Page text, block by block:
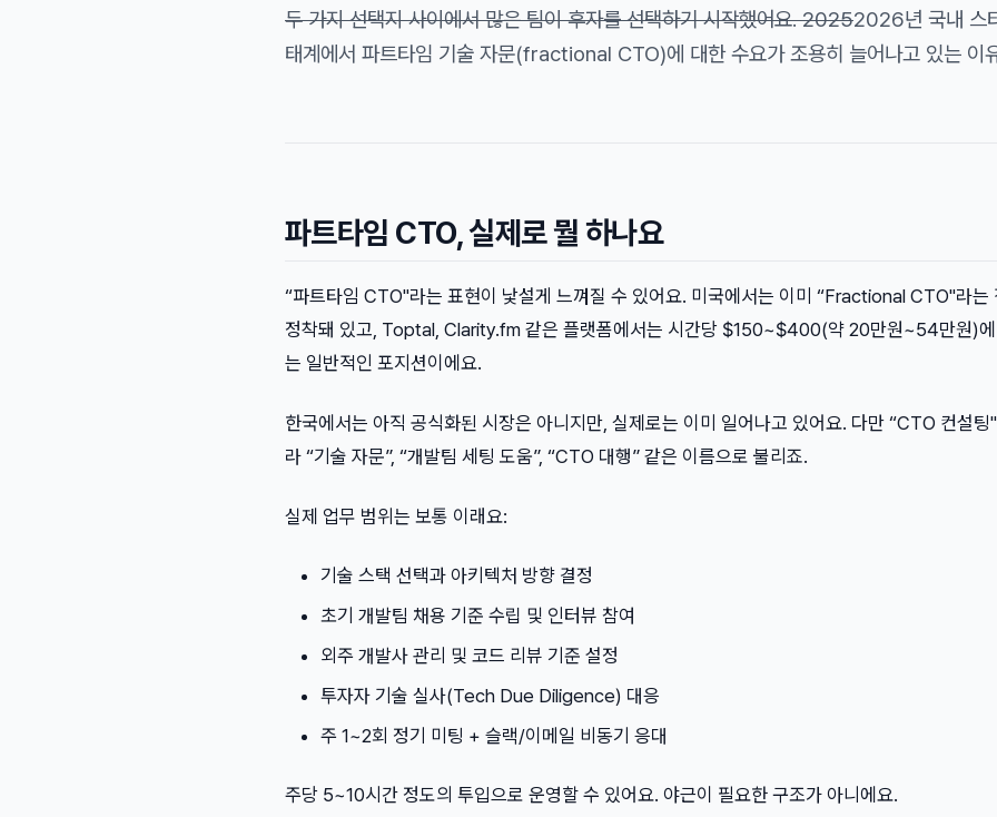
두 가지 선택지 사이에서 많은 팀이 후자를 선택하기 시작했어요. 20252026년 국내 스
태계에서 파트타임 기술 자문(fractional CTO)에 대한 수요가 조용히 늘어나고 있는 이
파트타임 CTO, 실제로 뭘 하나요
“파트타임 CTO"라는 표현이 낯설게 느껴질 수 있어요. 미국에서는 이미 “Fractional CTO"라는
정착돼 있고, Toptal, Clarity.fm 같은 플랫폼에서는 시간당 $150~$400(약 20만원~54만원)에
는 일반적인 포지션이에요.
한국에서는 아직 공식화된 시장은 아니지만, 실제로는 이미 일어나고 있어요. 다만 “CTO 컨설팅
라 “기술 자문”, “개발팀 세팅 도움”, “CTO 대행” 같은 이름으로 불리죠.
실제 업무 범위는 보통 이래요:
기술 스택 선택과 아키텍처 방향 결정
초기 개발팀 채용 기준 수립 및 인터뷰 참여
외주 개발사 관리 및 코드 리뷰 기준 설정
투자자 기술 실사(Tech Due Diligence) 대응
주 1~2회 정기 미팅 + 슬랙/이메일 비동기 응대
주당 5~10시간 정도의 투입으로 운영할 수 있어요. 야근이 필요한 구조가 아니에요.